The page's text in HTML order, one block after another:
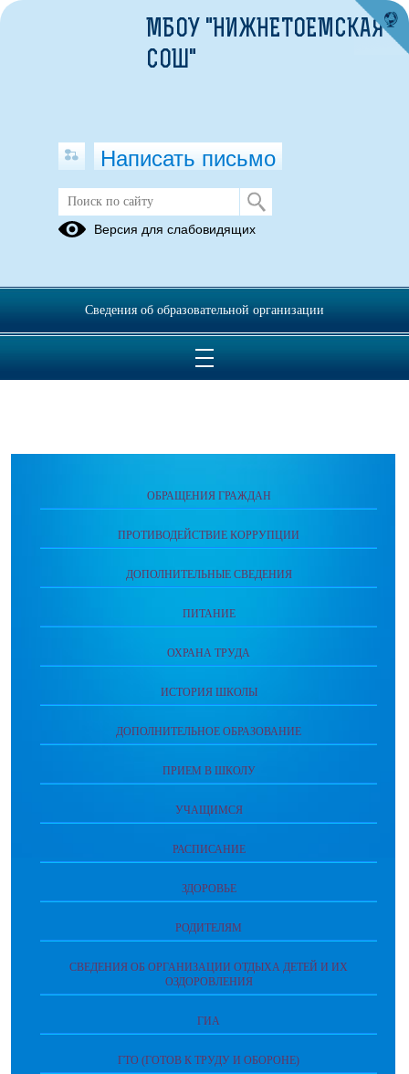
Горячее питание
28.05.2021
ОБРАЩЕНИЯ ГРАЖДАН
ПРОТИВОДЕЙСТВИЕ КОРРУПЦИИ
ДОПОЛНИТЕЛЬНЫЕ СВЕДЕНИЯ
ПИТАНИЕ
ОХРАНА ТРУДА
ИСТОРИЯ ШКОЛЫ
ДОПОЛНИТЕЛЬНОЕ ОБРАЗОВАНИЕ
ПРИЕМ В ШКОЛУ
УЧАЩИМСЯ
РАСПИСАНИЕ
ЗДОРОВЬЕ
РОДИТЕЛЯМ
СВЕДЕНИЯ ОБ ОРГАНИЗАЦИИ ОТДЫХА ДЕТЕЙ И ИХ
ОЗДОРОВЛЕНИЯ
ГИА
ГТО (ГОТОВ К ТРУДУ И ОБОРОНЕ)
МБОУ "НИЖНЕТОЕМСКАЯ
СОШ"
Написать письмо
Версия для слабовидящих
Сведения об образовательной организации